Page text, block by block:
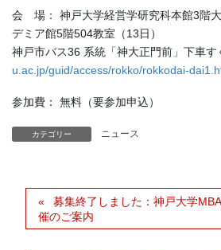
会 場： 神戸大学経営学研究科本館3階
デミア館5階504教室（13日）
神戸市バス36 系統「神大正門前」下車す
u.ac.jp/guid/access/rokko/rokkodai-
参加費： 無料（要参加申込）
カテゴリー ニュース
募集終了しました：神戸大学
催のご案内